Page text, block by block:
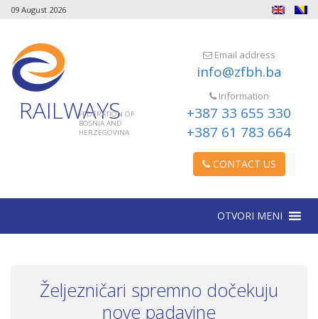
09 August 2026
RAILWAYS
FEDERATION OF
BOSNIA AND
HERZEGOVINA
Email address
info@zfbh.ba
Information
+387 33 655 330
+387 61 783 664
CONTACT US
OTVORI MENI
Željezničari spremno dočekuju
nove padavine